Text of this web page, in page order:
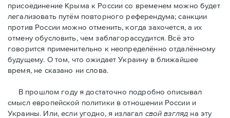
присоединение Крыма к России со временем можно будет
легализовать путём повторного референдума; санкции
против России можно отменить, когда захочется, а их
отмену обусловить, чем заблагорассудится. Всё это
говорится применительно к неопределённо отдалённому
будущему. О том, что ожидает Украину в ближайшеe
время, не сказано ни слова.
В прошлом году я достаточно подробно описывал
смысл европейской политики в отношении России и
Украины. Или, если угодно, я излагал свой взгляд на эту